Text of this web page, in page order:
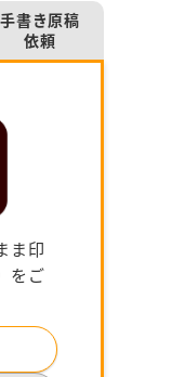
手書き原稿
依頼
ま印
をご